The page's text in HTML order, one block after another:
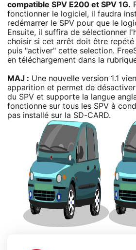
compatible SPV E200 et SPV 1G.
fonctionner le logiciel, il faudra
redémarrer le SPV pour que le
Ensuite, il suffira de sélectionner
choisir si cet arrêt doit être repété
puis "activer" cette selection.
en téléchargement dans la
MAJ : Une nouvelle version 1.1
apparition et permet de
du SPV et supporte la langue
fonctionne sur tous les SPV à
pas installé sur la SD-CARD.